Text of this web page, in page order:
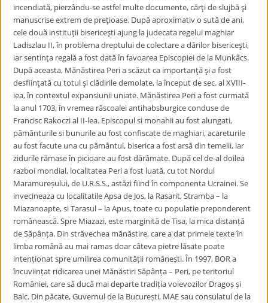
incendiată, pierzându-se astfel multe documente, cărţi de slujbă şi
manuscrise extrem de preţioase. După aproximativ o sută de ani,
cele două instituţii bisericeşti ajung la judecata regelui maghiar
Ladiszlau II, în problema dreptului de colectare a dărilor bisericeşti,
iar sentinţa regală a fost dată în favoarea Episcopiei de la Munkâcs.
După aceasta, Mănăstirea Peri a scăzut ca importanţă şi a fost
desfiinţată cu totul şi clădirile demolate, la început de sec. al XVIII-
iea, în contextul expansiunii uniate. Mănăstirea Peri a fost curmată
la anul 1703, în vremea răscoalei antihabsburgice conduse de
Francisc Rakoczi al II-lea. Episcopul si monahii au fost alungati,
pământurile si bunurile au fost confiscate de maghiari, acareturile
au fost facute una cu pământul, biserica a fost arsă din temelii, iar
zidurile rămase în picioare au fost dărâmate. După cel de-al doilea
razboi mondial, localitatea Peri a fost luată, cu tot Nordul
Maramureșului, de U.R.S.S., astăzi fiind în componenta Ucrainei. Se
invecineaza cu localitatile Apsa de Jos, la Rasarit, Stramba – la
Miazanoapte, si Tarasul – la Apus, toate cu populatie preponderent
românească. Spre Miazazi, este marginită de Tisa, la mica distanță
de Săpânța. Din străvechea mănăstire, care a dat primele texte în
limba română au mai ramas doar câteva pietre lăsate poate
intenționat spre umilirea comunității românești. În 1997, BOR a
încuviințat ridicarea unei Mănăstiri Săpânța – Peri, pe teritoriul
României, care să ducă mai departe tradiția voievozilor Dragoș și
Balc. Din păcate, Guvernul de la București, MAE sau consulatul de la